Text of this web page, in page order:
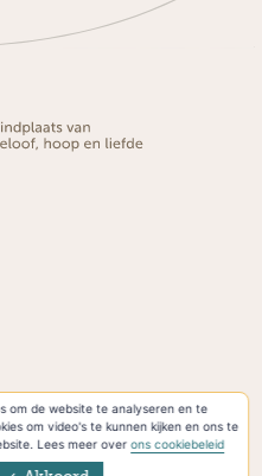
om de website te analyseren en te
om video's te kunnen kijken en ons te
Lees meer overons cookiebeleid